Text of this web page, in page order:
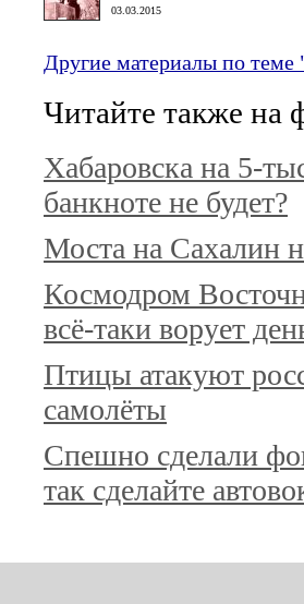
03.03.2015
Другие материалы по
Читайте также на
Хабаровска на 5-
банкноте не будет?
Моста на Сахалин
Космодром
всё-таки ворует
Птицы атакуют
самолёты
Спешно сделали
так сделайте